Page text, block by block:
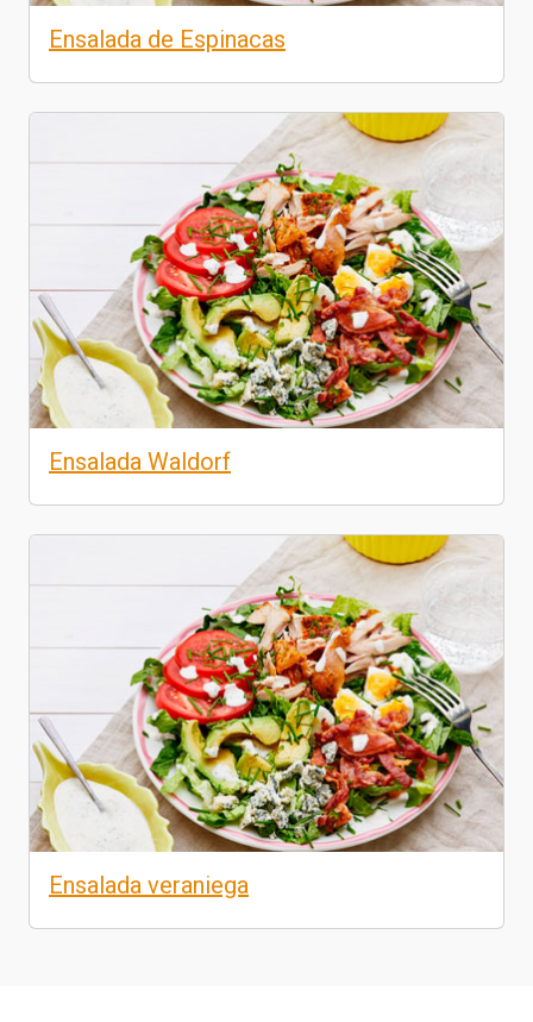
Ensalada de Espinacas
Ensalada Waldorf
Ensalada veraniega